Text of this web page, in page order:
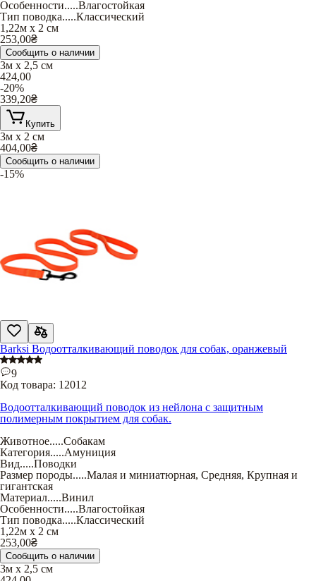
Особенности.....Влагостойкая
Тип поводка.....Классический
1,22м х 2 см
253,00₴
Сообщить о наличии
3м х 2,5 см
424,00
-20%
339,20₴
Купить
3м х 2 см
404,00₴
Сообщить о наличии
-15%
Barksi Водоотталкивающий поводок для собак, оранжевый
9
Код товара: 12012
Водоотталкивающий поводок из нейлона с защитным
полимерным покрытием для собак.
Животное.....Собакам
Категория.....Амуниция
Вид.....Поводки
Размер породы.....Малая и миниатюрная, Средняя, Крупная и
гигантская
Материал.....Винил
Особенности.....Влагостойкая
Тип поводка.....Классический
1,22м х 2 см
253,00₴
Сообщить о наличии
3м х 2,5 см